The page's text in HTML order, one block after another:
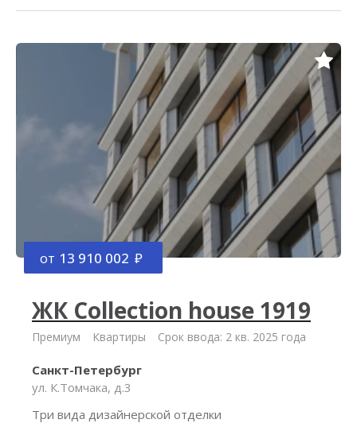
от 13 910 002
ЖК Collection house 1919
Премиум Квартиры Срок ввода: 2 кв. 2025 года
Санкт-Петербург
ул. К.Томчака, д.3
Три вида дизайнерской отделки